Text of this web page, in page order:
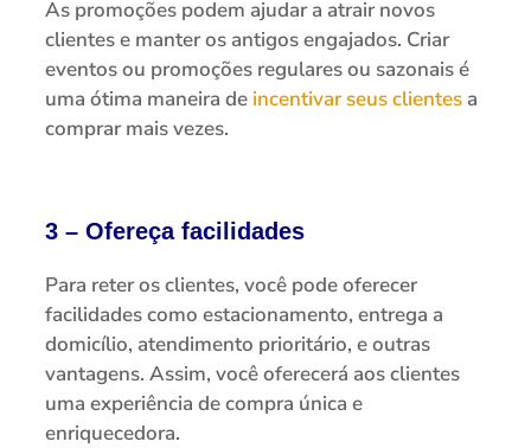
As promoções podem ajudar a atrair novos
clientes e manter os antigos engajados. Criar
eventos ou promoções regulares ou sazonais é
uma ótima maneira de incentivar seus clientes a
comprar mais vezes.
3 – Ofereça facilidades
Para reter os clientes, você pode oferecer
facilidades como estacionamento, entrega a
domicílio, atendimento prioritário, e outras
vantagens. Assim, você oferecerá aos clientes
uma experiência de compra única e
enriquecedora.